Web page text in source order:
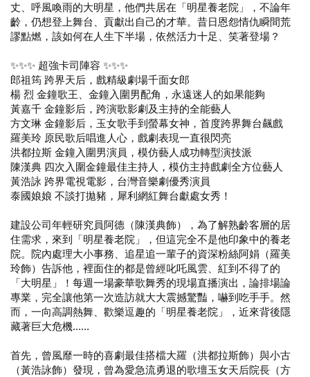
丈、呼風喚雨的大明星，他們共居在「明星養老院」，不論年
齡，仍想登上舞台、貢獻出自己的才華。昔日恩怨情仇瞬間荒
謬點燃，該如何在人生下半場，依然活力十足、笑著登場？
✨✨✨ 超強卡司陣容 ✨✨✨
郎祖筠 跨界天后，戲精級劇場千面女郎
楊 烈 金鐘歌王、金鐘入圍男配角，永遠迷人的如果能夠
黃嘉千 金鐘影后，跨演歌影劇及主持的全能藝人
方文琳 金鐘影后，玉女歌手到螢幕女神，首度跨界舞台飆戲
羅美玲 原民歌后唱進人心，戲劇表現一直很閃亮
洪都拉斯 金鐘入圍男演員，模仿藝人成功轉型演技派
陳漢典 四次入圍金鐘最佳主持人，模仿主持戲劇全方位藝人
黃浩詠 跨界電視電影，台灣音樂劇優秀演員
泰國娘娘 不談打拋豬，犀利網紅舞台獻處女秀！
建設公司年輕研究員阿德（陳漢典飾），為了解熟齡客層的居
住需求，來到「明星養老院」，但這完全不是他印象中的養老
院。院內處理大小事務、追星追一輩子的資深粉絲阿娟（羅美
玲飾）告訴他，裡面住的都是曾經叱吒風雲、紅到不得了的
「大明星」！每週一場豪華歌舞秀的現場直播演出，論排場論
專業，完全讓他第一次造訪就大大震撼驚豔，嚇到吃手手。然
而，一向高調熱舞、歡樂逗趣的「明星養老院」，近來背後隱
藏著巨大危機......
首先，曾風靡一時的喜劇最佳搭檔大羅（洪都拉斯飾）與小古
（黃浩詠飾）發現，曾為愛急流勇退的歌壇玉女天后院長（方